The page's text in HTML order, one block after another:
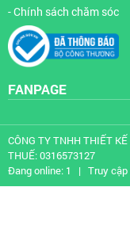
- Chính sách chăm sóc
FANPAGE
CÔNG TY TNHH THIẾT
THUẾ: 0316573127
Đang online: 1 | Truy cập